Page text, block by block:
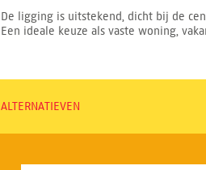
De ligging is uitstekend, dicht bij de
Een ideale keuze als vaste woning,
ALTERNATIEVEN